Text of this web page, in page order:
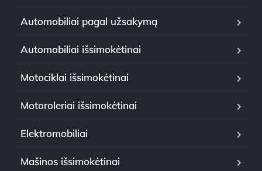
Automobiliai pagal užsakymą
Automobiliai išsimokėtinai
Motociklai išsimokėtinai
Motoroleriai išsimokėtinai
Elektromobiliai
Mašinos išsimokėtinai